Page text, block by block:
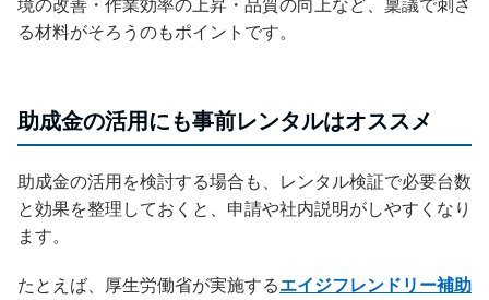
境の改善・作業効率の上昇・品質の向上など、稟議で刺さ
る材料がそろうのもポイントです。
助成金の活用にも事前レンタルはオススメ
助成金の活用を検討する場合も、レンタル検証で必要台数
と効果を整理しておくと、申請や社内説明がしやすくなり
ます。
たとえば、厚生労働省が実施するエイジフレンドリー補助